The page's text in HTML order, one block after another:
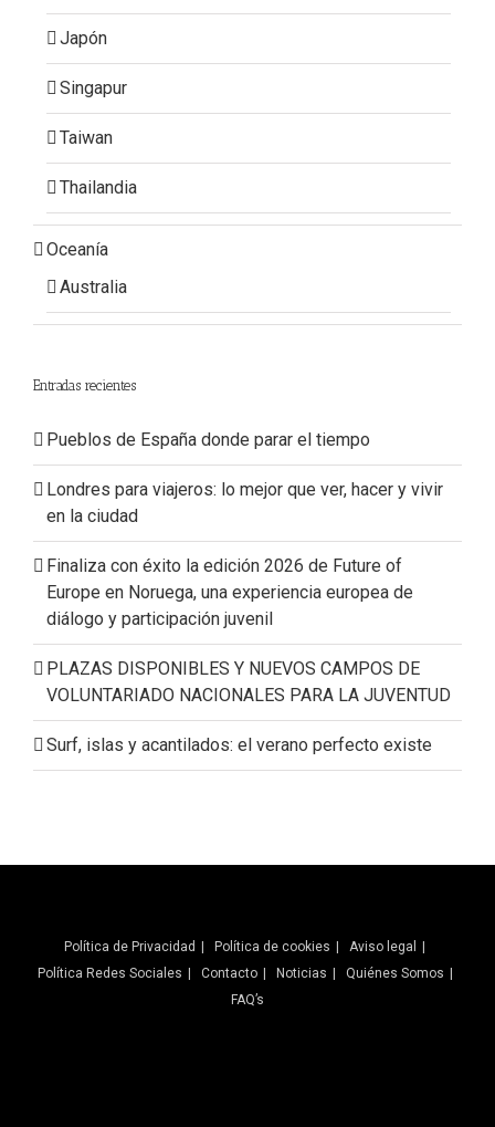
Japón
Singapur
Taiwan
Thailandia
Oceanía
Australia
Entradas recientes
Pueblos de España donde parar el tiempo
Londres para viajeros: lo mejor que ver, hacer y vivir
en la ciudad
Finaliza con éxito la edición 2026 de Future of
Europe en Noruega, una experiencia europea de
diálogo y participación juvenil
PLAZAS DISPONIBLES Y NUEVOS CAMPOS DE
VOLUNTARIADO NACIONALES PARA LA JUVENTUD
Surf, islas y acantilados: el verano perfecto existe
Política de Privacidad Política de cookies
Aviso legal
Política Redes Sociales
Contacto Noticias
Quiénes Somos
FAQ’s